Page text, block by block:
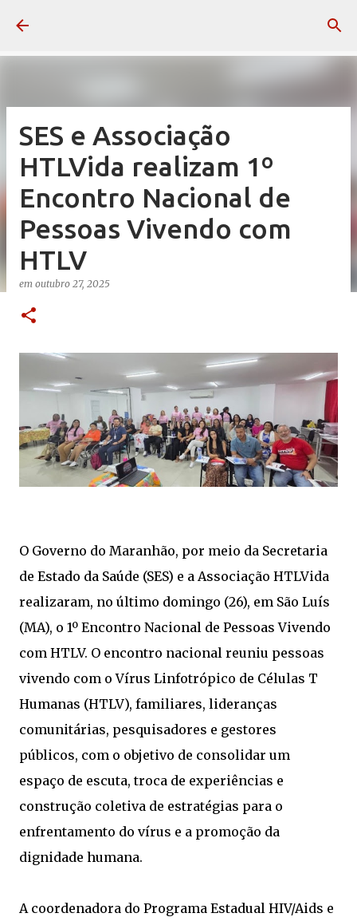
SES e Associação
HTLVida realizam 1º
Encontro Nacional de
Pessoas Vivendo com
HTLV
em outubro 27, 2025
O Governo do Maranhão, por meio da Secretaria
de Estado da Saúde (SES) e a Associação HTLVida
realizaram, no último domingo (26), em São Luís
(MA), o 1º Encontro Nacional de Pessoas Vivendo
com HTLV. O encontro nacional reuniu pessoas
vivendo com o Vírus Linfotrópico de Células T
Humanas (HTLV), familiares, lideranças
comunitárias, pesquisadores e gestores
públicos, com o objetivo de consolidar um
espaço de escuta, troca de experiências e
construção coletiva de estratégias para o
enfrentamento do vírus e a promoção da
dignidade humana.
A coordenadora do Programa Estadual HIV/Aids e